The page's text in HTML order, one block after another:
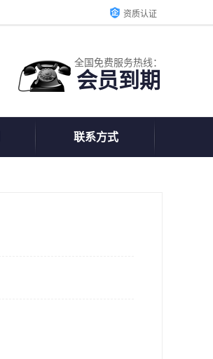
资质认证
全国免费服务热线：
会员到期
联系方式